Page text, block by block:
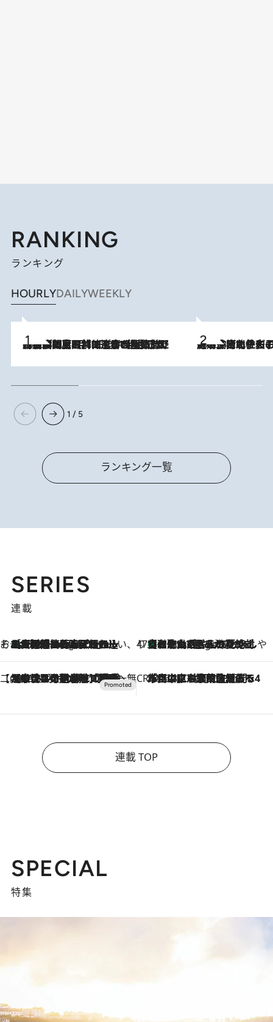
RANKING
ランキング
HOURLYDAILYWEEKLY
2026.8.8
「最後に見られてよかった」上野動物園の東園パンダ舎が解体前に特別公開。8月16日まで延長されたパネル展と共に辿る“半世紀”のパンダ飼育《解体工事の図面あり》 2026.8.3
《「文士の子ども被害者の会」発足！》阿川佐和子（72）が語る遠藤周作に北杜夫、劇作家・矢代静一の子どもたちの“文豪プライベート事件簿”
1 / 5
ランキング一覧
SERIES
連載
そおだよおこの関西おいしい、おやつ紀行9 Hours Ago
［大阪府箕面市］一皿一皿目の前で仕上げられる、料理を巧みに組み込んだアシェットデセールコース「ミチル アシェット デセール（Michiru assiette dessert）」 47都道府県の手みやげ ひんやりスイーツで夏を満喫
9 Hours Ago
【和歌山県】この夏絶対食べたい 冷やしておいしいおやつ3選 みかんがごろっと丸ごと入ったジュレ
【CREA×星野リゾート】唯一無二。癒しと発見が待つ場所へ
2026.8.7
【トンボの足水浴】ヒノキの香りに包まれて涼感マックス！約13℃の湧水かけ流しを避暑地「星野温泉 トンボの湯」で体験 CREA'S CHOICE
2026.8.7
「立川にも歌舞伎があるんだよ」 片岡仁左衛門・市川中車ら豪華座組みで4年目の立川立飛歌舞伎へ
連載 TOP
SPECIAL
特集